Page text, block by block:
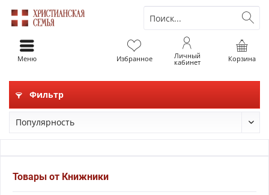
Корзина
Избранное Личный
кабинет
Меню
Фильтр
Товары от Книжники